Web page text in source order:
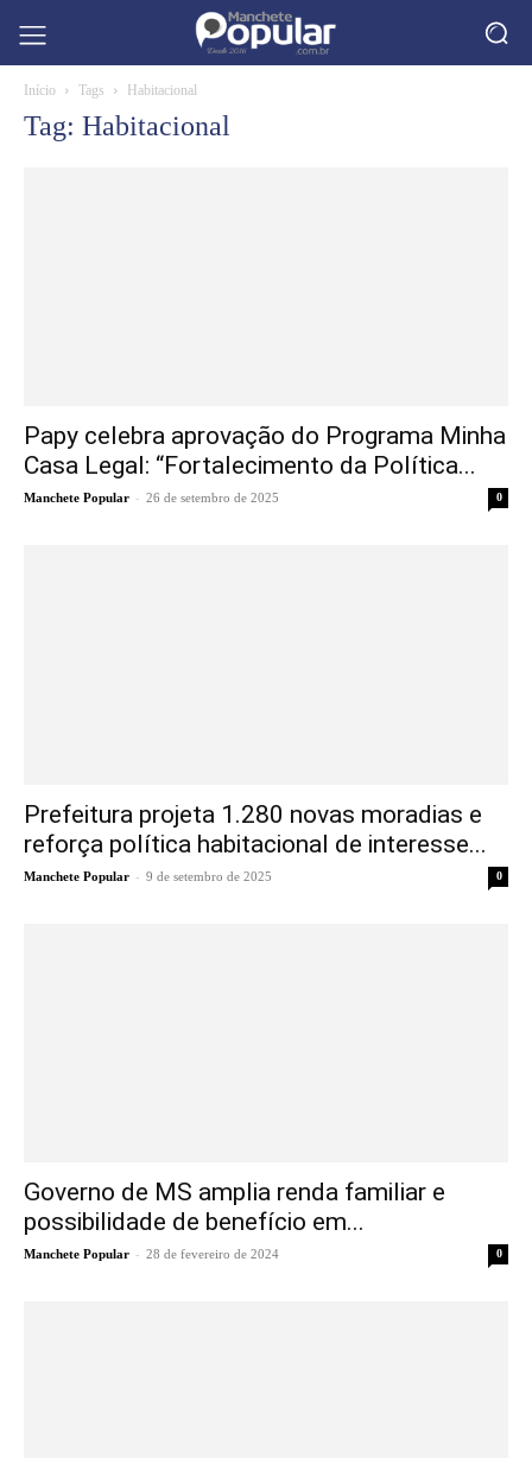
Início Tags Habitacional
Tag: Habitacional
Papy celebra aprovação do Programa Minha
Casa Legal: “Fortalecimento da Política...
Manchete Popular - 26 de setembro de 2025 0
Prefeitura projeta 1.280 novas moradias e
reforça política habitacional de interesse...
Manchete Popular - 9 de setembro de 2025 0
Governo de MS amplia renda familiar e
possibilidade de benefício em...
Manchete Popular - 28 de fevereiro de 2024 0